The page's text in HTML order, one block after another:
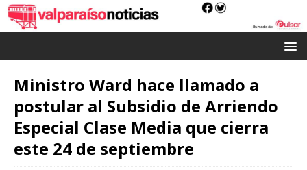
Ministro Ward hace llamado a
postular al Subsidio de Arriendo
Especial Clase Media que cierra
este 24 de septiembre